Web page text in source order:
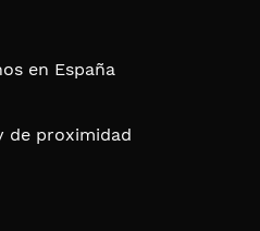
en España
de proximidad